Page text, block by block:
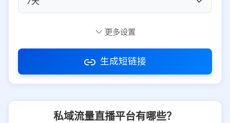
访问密码
更多设置
生成短链接
私域流量直播平台有哪些？